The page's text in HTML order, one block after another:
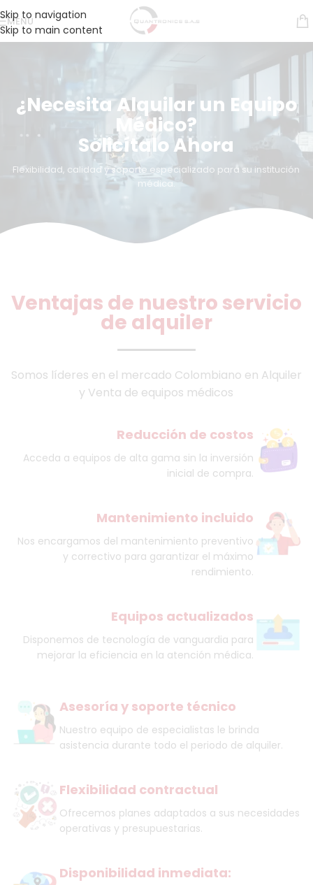
Skip to navigation
Skip to main content
MENÚ
¿Necesita Alquilar un Equipo
Médico?
Solicítalo Ahora
Flexibilidad, calidad y soporte especializado para su institución
médica.
Ventajas de nuestro servicio
de alquiler
Somos líderes en el mercado Colombiano en Alquiler
y Venta de equipos médicos
Reducción de costos
Acceda a equipos de alta gama sin la inversión
inicial de compra.
Mantenimiento incluido
Nos encargamos del mantenimiento preventivo
y correctivo para garantizar el máximo
rendimiento.
Equipos actualizados
Disponemos de tecnología de vanguardia para
mejorar la eficiencia en la atención médica.
Asesoría y soporte técnico
Nuestro equipo de especialistas le brinda
asistencia durante todo el periodo de alquiler.
Flexibilidad contractual
Ofrecemos planes adaptados a sus necesidades
operativas y presupuestarias.
Disponibilidad inmediata: